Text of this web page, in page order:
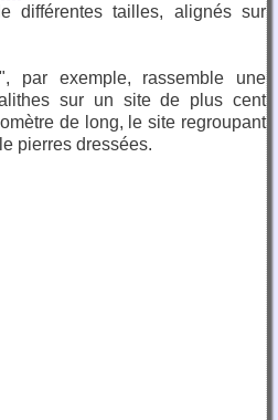
différentes tailles, alignés sur
par exemple, rassemble une
sur un site de plus cent
de long, le site regroupant
pierres dressées.